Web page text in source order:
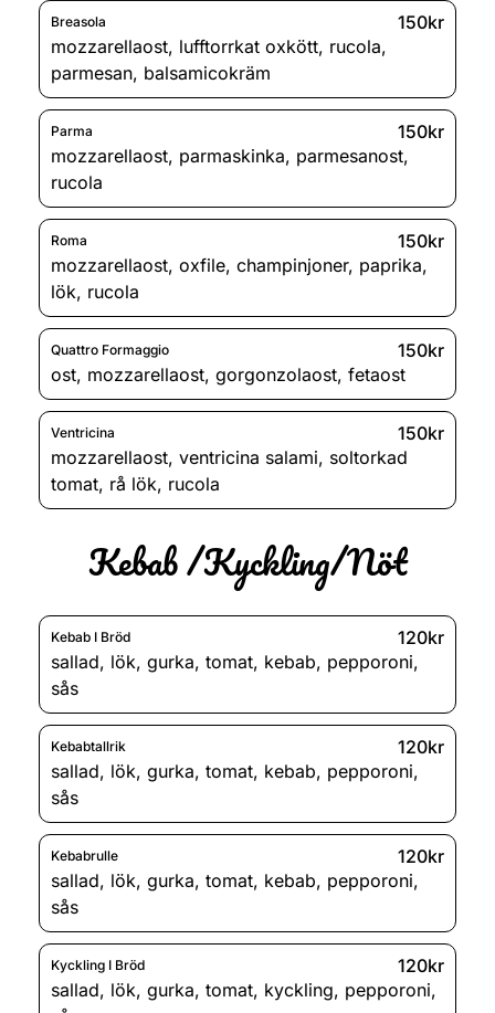
Breasola
150kr
mozzarellaost, lufftorrkat oxkött, rucola,
parmesan, balsamicokräm
Parma
150kr
mozzarellaost, parmaskinka, parmesanost,
rucola
Roma
150kr
mozzarellaost, oxfile, champinjoner, paprika,
lök, rucola
Quattro Formaggio
150kr
ost, mozzarellaost, gorgonzolaost, fetaost
Ventricina
150kr
mozzarellaost, ventricina salami, soltorkad
tomat, rå lök, rucola
Kebab /Kyckling/Nöt
Kebab I Bröd
120kr
sallad, lök, gurka, tomat, kebab, pepporoni,
sås
Kebabtallrik
120kr
sallad, lök, gurka, tomat, kebab, pepporoni,
sås
Kebabrulle
120kr
sallad, lök, gurka, tomat, kebab, pepporoni,
sås
Kyckling I Bröd
120kr
sallad, lök, gurka, tomat, kyckling, pepporoni,